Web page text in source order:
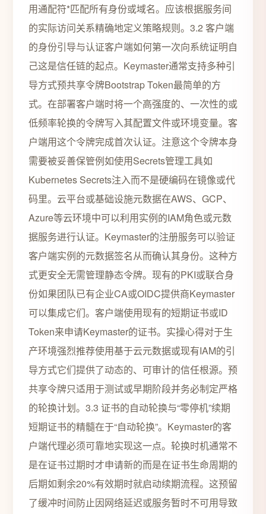
用通配符*匹配所有身份或域名。应该根据服务间
的实际访问关系精确地定义策略规则。3.2 客户端
的身份引导与认证客户端如何第一次向系统证明自
己这是信任链的起点。Keymaster通常支持多种引
导方式预共享令牌Bootstrap Token最简单的方
式。在部署客户端时将一个高强度的、一次性的或
低频率轮换的令牌写入其配置文件或环境变量。客
户端用这个令牌完成首次认证。注意这个令牌本身
需要被妥善保管例如使用Secrets管理工具如
Kubernetes Secrets注入而不是硬编码在镜像或代
码里。云平台或基础设施元数据在AWS、GCP、
Azure等云环境中可以利用实例的IAM角色或元数
据服务进行认证。Keymaster的注册服务可以验证
客户端实例的元数据签名从而确认其身份。这种方
式更安全无需管理静态令牌。现有的PKI或联合身
份如果团队已有企业CA或OIDC提供商Keymaster
可以集成它们。客户端使用现有的短期证书或ID
Token来申请Keymaster的证书。实操心得对于生
产环境强烈推荐使用基于云元数据或现有IAM的引
导方式它们提供了动态的、可审计的信任根源。预
共享令牌只适用于测试或早期阶段并务必制定严格
的轮换计划。3.3 证书的自动轮换与“零停机”续期
短期证书的精髓在于“自动轮换”。Keymaster的客
户端代理必须可靠地实现这一点。轮换时机通常不
是在证书过期时才申请新的而是在证书生命周期的
后期如剩余20%有效期时就启动续期流程。这预留
了缓冲时间防止因网络延迟或服务暂时不可用导致